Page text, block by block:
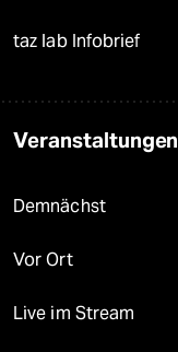
taz lab Infobrief
Veranstaltungen
Demnächst
Vor Ort
Live im Stream